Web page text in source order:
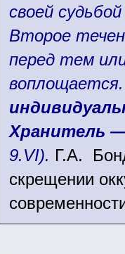
своей
Второе
перед тем
Хранитель
9.VI). Г.А.
скрещении